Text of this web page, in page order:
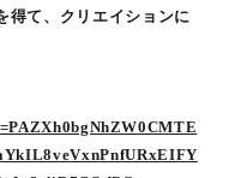
得て、クリエイションに